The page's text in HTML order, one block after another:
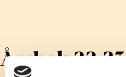
Årsbok 22-23